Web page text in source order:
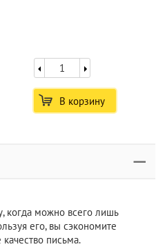
В корзину
когда можно всего лишь
его, вы сэкономите
письма.